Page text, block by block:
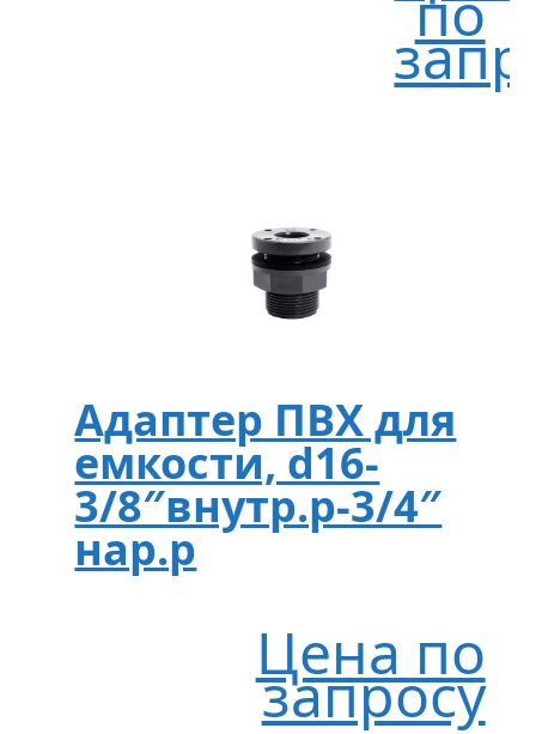
Адаптер ПВХ для
емкости, d16-
3/8″внутр.р-3/4″
нар.р
Цена по
запросу